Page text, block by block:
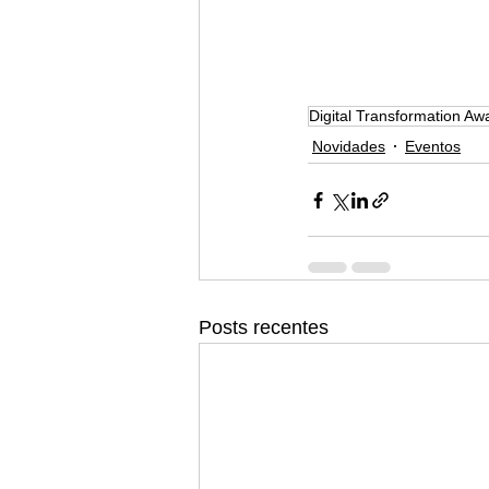
Digital Transformation
Novidades
Eventos
Posts recentes